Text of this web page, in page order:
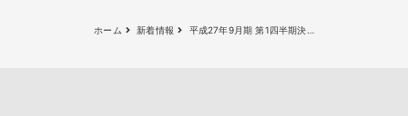
ホーム 新着情報 平成27年9月期 第1四半期決